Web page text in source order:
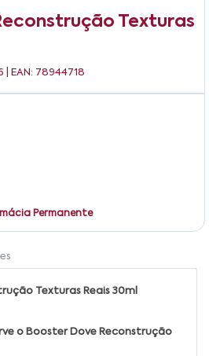
Texturas
| EAN: 78944718
Permanente
Texturas Reais 30ml
o Booster Dove Reconstrução